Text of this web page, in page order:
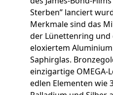
Sterben” lanciert
Merkmale sind das
der Lünettenring und
eloxiertem
Saphirglas.
einzigartige OMEGA-
edlen Elementen wie